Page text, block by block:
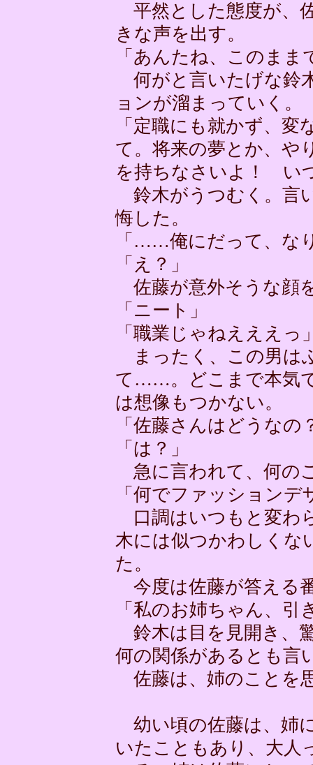
平然とした態度が、
きな声を出す。
「あんたね、このまま
何がと言いたげな鈴
ョンが溜まっていく。
「定職にも就かず、
て。将来の夢とか、や
を持ちなさいよ！ い
鈴木がうつむく。言
悔した。
「……俺にだって、な
「え？」
佐藤が意外そうな顔
「ニート」
「職業じゃねえええっ
まったく、この男は
て……。どこまで本気
は想像もつかない。
「佐藤さんはどうなの
「は？」
急に言われて、何の
「何でファッション
口調はいつもと変わ
木には似つかわしくな
た。
今度は佐藤が答える
「私のお姉ちゃん、引
鈴木は目を見開き、
何の関係があるとも言
佐藤は、姉のことを
幼い頃の佐藤は、姉
いたこともあり、大人